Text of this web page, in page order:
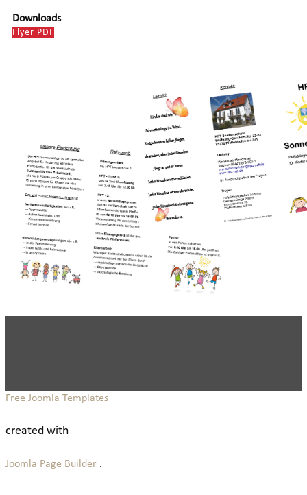
Downloads
Flyer PDF
Free Joomla Templates
created with
Joomla Page Builder .